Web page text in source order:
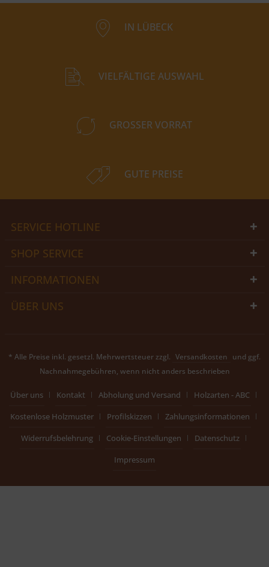
IN LÜBECK
VIELFÄLTIGE AUSWAHL
GROSSER VORRAT
GUTE PREISE
SERVICE HOTLINE
SHOP SERVICE
INFORMATIONEN
ÜBER UNS
* Alle Preise inkl. gesetzl. Mehrwertsteuer zzgl. Versandkosten und ggf.
Nachnahmegebühren, wenn nicht anders beschrieben
Über uns Kontakt Abholung und Versand
Holzarten - ABC
Kostenlose Holzmuster
Profilskizzen
Zahlungsinformationen
Widerrufsbelehrung
Cookie-Einstellungen
Datenschutz
Impressum